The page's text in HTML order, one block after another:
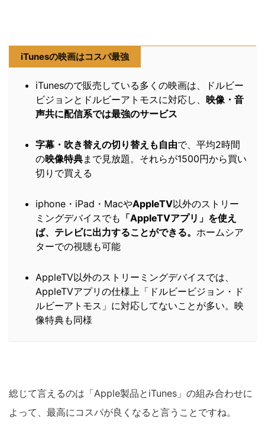
iTunesの映画はコスパ最強
iTunesので販売している多くの映画は、ドルビー
ビジョンとドルビーアトモスに対応し、 映像・音
声共に配信系では最強のサービス
字幕・吹き替えの切り替えも自由で、平均2時間
の映像特典まで見放題。それらが1500円から買い
切りで買える
iphone・iPad・MacやAppleTV以外のストリー
ミングデバイスでも 「AppleTVアプリ」を使え
ば、テレビに出力することができる。 ホームシア
ターでの視聴も可能
AppleTV以外のストリーミングデバイスでは、
AppleTVアプリの仕様上「ドルビービジョン・ド
ルビーアトモス」に対応してないことが多い。映
像特典も同様
総じて言えるのは「Apple製品とiTunes」の組み合わせに
よって、最高にコスパが良くなると言うことですね。